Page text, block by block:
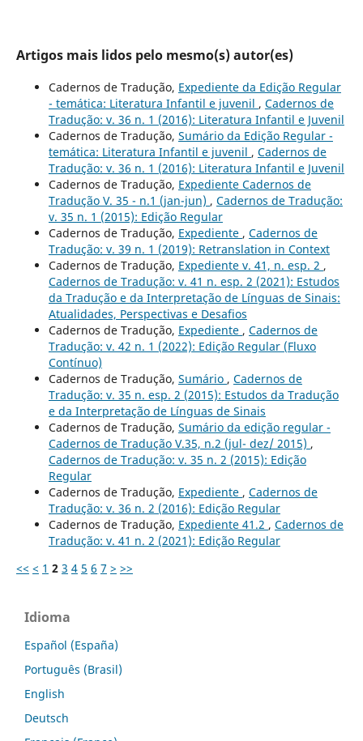
Artigos mais lidos pelo mesmo(s) autor(es)
Cadernos de Tradução, Expediente da Edição Regular
- temática: Literatura Infantil e juvenil , Cadernos de
Tradução: v. 36 n. 1 (2016): Literatura Infantil e Juvenil
Cadernos de Tradução, Sumário da Edição Regular -
temática: Literatura Infantil e juvenil , Cadernos de
Tradução: v. 36 n. 1 (2016): Literatura Infantil e Juvenil
Cadernos de Tradução, Expediente Cadernos de
Tradução V. 35 - n.1 (jan-jun) , Cadernos de Tradução:
v. 35 n. 1 (2015): Edição Regular
Cadernos de Tradução, Expediente , Cadernos de
Tradução: v. 39 n. 1 (2019): Retranslation in Context
Cadernos de Tradução, Expediente v. 41, n. esp. 2 ,
Cadernos de Tradução: v. 41 n. esp. 2 (2021): Estudos
da Tradução e da Interpretação de Línguas de Sinais:
Atualidades, Perspectivas e Desafios
Cadernos de Tradução, Expediente , Cadernos de
Tradução: v. 42 n. 1 (2022): Edição Regular (Fluxo
Contínuo)
Cadernos de Tradução, Sumário , Cadernos de
Tradução: v. 35 n. esp. 2 (2015): Estudos da Tradução
e da Interpretação de Línguas de Sinais
Cadernos de Tradução, Sumário da edição regular -
Cadernos de Tradução V.35, n.2 (jul- dez/ 2015) ,
Cadernos de Tradução: v. 35 n. 2 (2015): Edição
Regular
Cadernos de Tradução, Expediente , Cadernos de
Tradução: v. 36 n. 2 (2016): Edição Regular
Cadernos de Tradução, Expediente 41.2 , Cadernos de
Tradução: v. 41 n. 2 (2021): Edição Regular
<< < 1 2 3 4 5 6 7 > >>
Idioma
Español (España)
Português (Brasil)
English
Deutsch